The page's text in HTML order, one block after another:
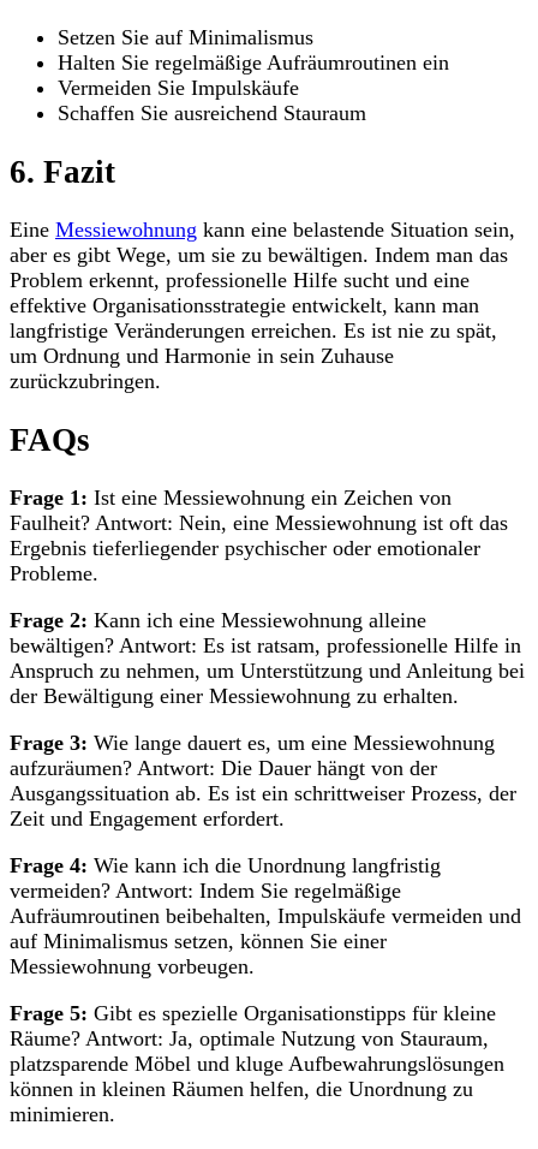
Setzen Sie auf Minimalismus
Halten Sie regelmäßige Aufräumroutinen ein
Vermeiden Sie Impulskäufe
Schaffen Sie ausreichend Stauraum
6. Fazit
Eine Messiewohnung kann eine belastende Situation sein,
aber es gibt Wege, um sie zu bewältigen. Indem man das
Problem erkennt, professionelle Hilfe sucht und eine
effektive Organisationsstrategie entwickelt, kann man
langfristige Veränderungen erreichen. Es ist nie zu spät,
um Ordnung und Harmonie in sein Zuhause
zurückzubringen.
FAQs
Frage 1: Ist eine Messiewohnung ein Zeichen von
Faulheit? Antwort: Nein, eine Messiewohnung ist oft das
Ergebnis tieferliegender psychischer oder emotionaler
Probleme.
Frage 2: Kann ich eine Messiewohnung alleine
bewältigen? Antwort: Es ist ratsam, professionelle Hilfe in
Anspruch zu nehmen, um Unterstützung und Anleitung bei
der Bewältigung einer Messiewohnung zu erhalten.
Frage 3: Wie lange dauert es, um eine Messiewohnung
aufzuräumen? Antwort: Die Dauer hängt von der
Ausgangssituation ab. Es ist ein schrittweiser Prozess, der
Zeit und Engagement erfordert.
Frage 4: Wie kann ich die Unordnung langfristig
vermeiden? Antwort: Indem Sie regelmäßige
Aufräumroutinen beibehalten, Impulskäufe vermeiden und
auf Minimalismus setzen, können Sie einer
Messiewohnung vorbeugen.
Frage 5: Gibt es spezielle Organisationstipps für kleine
Räume? Antwort: Ja, optimale Nutzung von Stauraum,
platzsparende Möbel und kluge Aufbewahrungslösungen
können in kleinen Räumen helfen, die Unordnung zu
minimieren.